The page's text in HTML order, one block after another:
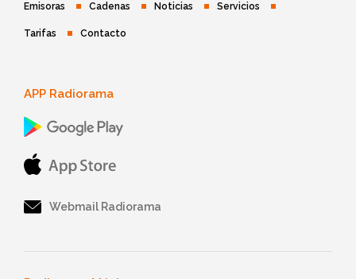
Emisoras Cadenas Noticias Servicios
Tarifas Contacto
APP Radiorama
Webmail Radiorama